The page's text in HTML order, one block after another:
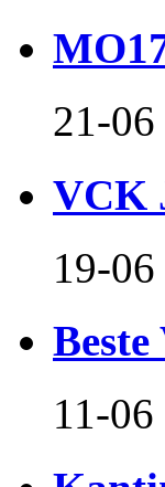
21-06
VCK
19-06
11-06